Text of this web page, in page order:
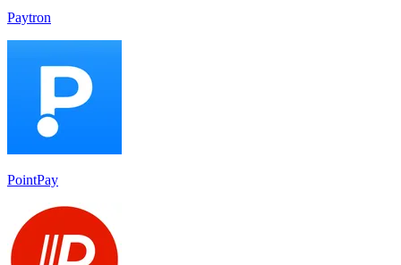
Paytron
PointPay